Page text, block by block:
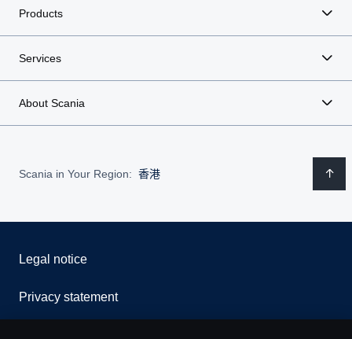
Products
Services
About Scania
Scania in Your Region: 香港
Legal notice
Privacy statement